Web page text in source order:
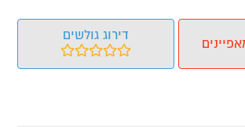
דירוג גולשים